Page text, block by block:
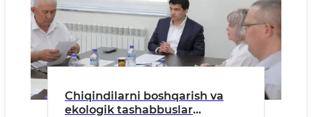
Chiqindilarni boshqarish va
ekologik tashabbuslar